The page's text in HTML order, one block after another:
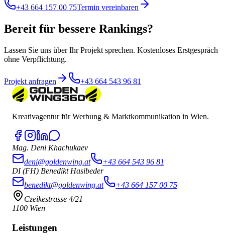
+43 664 157 00 75Termin vereinbaren
Bereit für bessere Rankings?
Lassen Sie uns über Ihr Projekt sprechen. Kostenloses Erstgespräch
ohne Verpflichtung.
Projekt anfragen +43 664 543 96 81
Kreativagentur für Werbung & Marktkommunikation in Wien.
Mag. Deni Khachukaev
deni@goldenwing.at
+43 664 543 96 81
DI (FH) Benedikt Hasibeder
benedikt@goldenwing.at
+43 664 157 00 75
Czeikestrasse 4/21
1100 Wien
Leistungen